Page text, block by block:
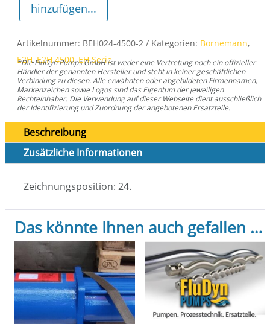
hinzufügen...
Artikelnummer: BEH024-4500-2 Kategorien: Bornemann,
E2H,E2H 4500,EH Serie
*Die FluDyn Pumps GmbH ist weder eine Vertretung noch ein offizieller
Händler der genannten Hersteller und steht in keiner geschäftlichen
Verbindung zu diesen. Alle erwähnten oder abgebildeten Firmennamen,
Markenzeichen sowie Logos sind das Eigentum der jeweiligen
Rechteinhaber. Die Verwendung auf dieser Webseite dient ausschließlich
der Identifizierung und Zuordnung der angebotenen Ersatzteile.
Beschreibung
Zusätzliche Informationen
Zeichnungsposition: 24.
Das könnte Ihnen auch gefallen …